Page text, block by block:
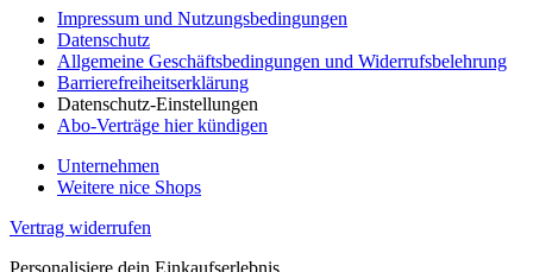
Impressum und Nutzungsbedingungen
Datenschutz
Allgemeine Geschäftsbedingungen und Widerrufsbelehrung
Barrierefreiheitserklärung
Datenschutz-Einstellungen
Abo-Verträge hier kündigen
Unternehmen
Weitere nice Shops
Vertrag widerrufen
Personalisiere dein Einkaufserlebnis